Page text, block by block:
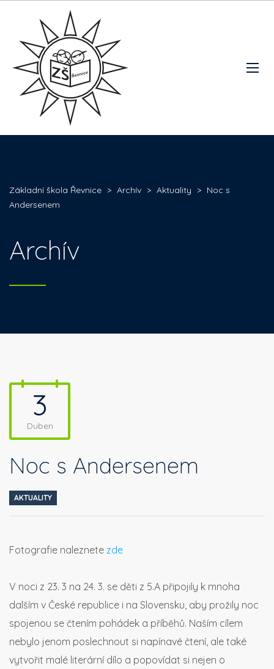
Základní škola Řevnice > Archív > Aktuality > Noc s
Andersenem
Archív
3
Duben
Noc s Andersenem
AKTUALITY
Fotografie naleznete zde
V noci z 23. 3 na 24. 3. se děti z 5.A připojily k mnoha
dalším v České republice i na Slovensku, aby prožily noc
spojenou se čtením pohádek a příběhů. Naším cílem
nebylo jenom poslechnout si napínavé čtení, ale také
vytvořit malé literární dílo a popovídat si nejen o